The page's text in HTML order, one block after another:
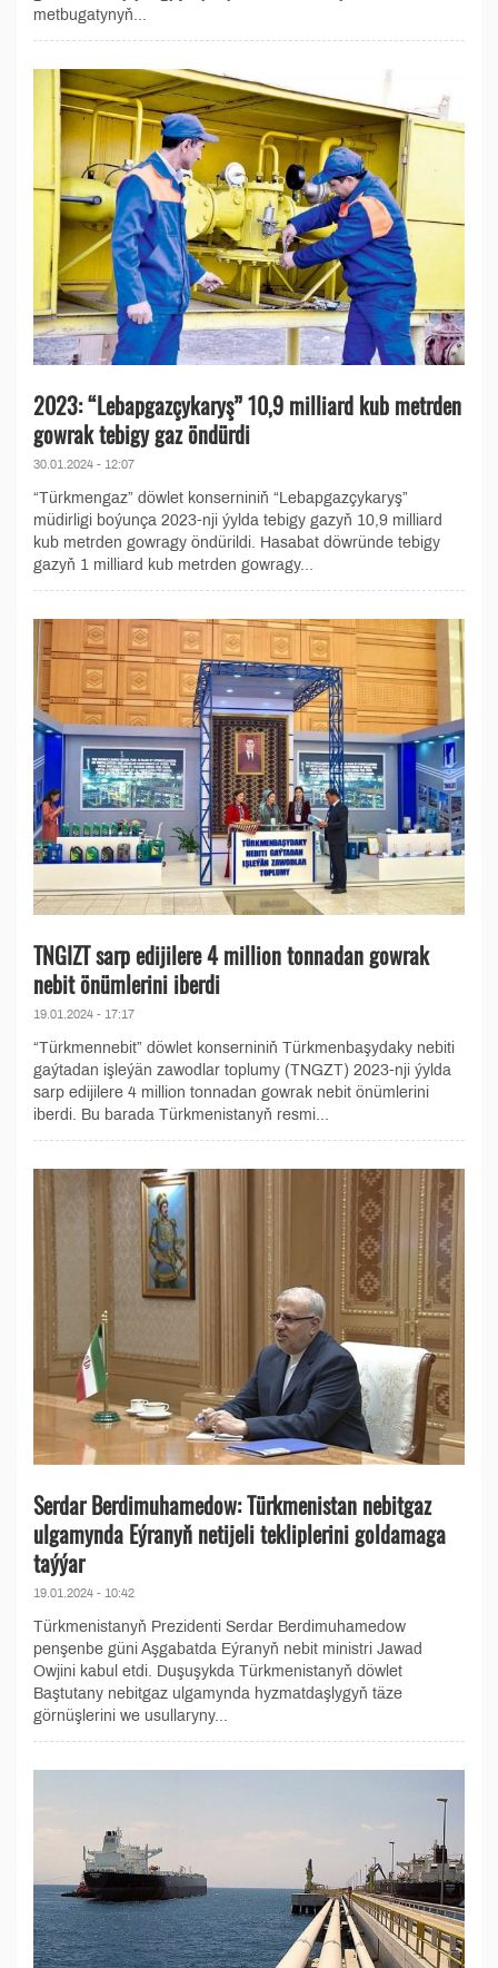
metbugatynyň...
2023: “Lebapgazçykaryş” 10,9 milliard kub metrden
gowrak tebigy gaz öndürdi
30.01.2024 - 12:07
“Türkmengaz” döwlet konserniniň “Lebapgazçykaryş”
müdirligi boýunça 2023-nji ýylda tebigy gazyň 10,9 milliard
kub metrden gowragy öndürildi. Hasabat döwründe tebigy
gazyň 1 milliard kub metrden gowragy...
TNGIZT sarp edijilere 4 million tonnadan gowrak
nebit önümlerini iberdi
19.01.2024 - 17:17
“Türkmennebit” döwlet konserniniň Türkmenbaşydaky nebiti
gaýtadan işleýän zawodlar toplumy (TNGZT) 2023-nji ýylda
sarp edijilere 4 million tonnadan gowrak nebit önümlerini
iberdi. Bu barada Türkmenistanyň resmi...
Serdar Berdimuhamedow: Türkmenistan nebitgaz
ulgamynda Eýranyň netijeli tekliplerini goldamaga
taýýar
19.01.2024 - 10:42
Türkmenistanyň Prezidenti Serdar Berdimuhamedow
penşenbe güni Aşgabatda Eýranyň nebit ministri Jawad
Owjini kabul etdi. Duşuşykda Türkmenistanyň döwlet
Baştutany nebitgaz ulgamynda hyzmatdaşlygyň täze
görnüşlerini we usullaryny...